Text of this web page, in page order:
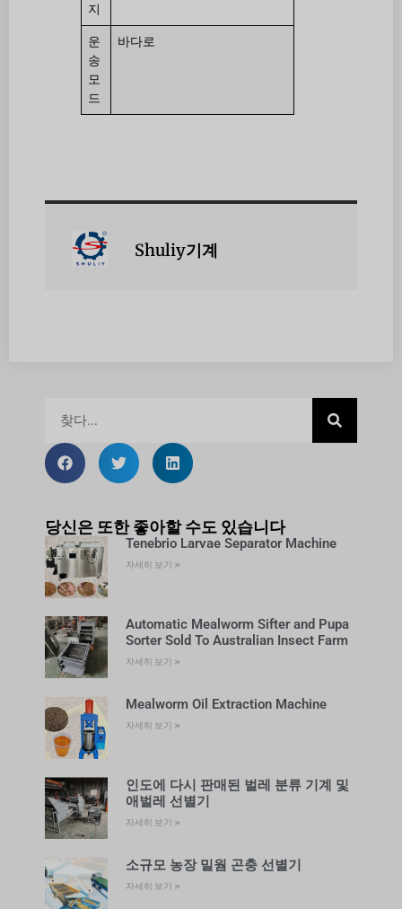
지
운
송
모
드
바다로
Shuliy기계
당신은 또한 좋아할 수도 있습니다
Tenebrio Larvae Separator Machine
자세히 보기 »
Automatic Mealworm Sifter and Pupa
Sorter Sold To Australian Insect Farm
자세히 보기 »
Mealworm Oil Extraction Machine
자세히 보기 »
인도에 다시 판매된 벌레 분류 기계 및
애벌레 선별기
자세히 보기 »
소규모 농장 밀웜 곤충 선별기
자세히 보기 »